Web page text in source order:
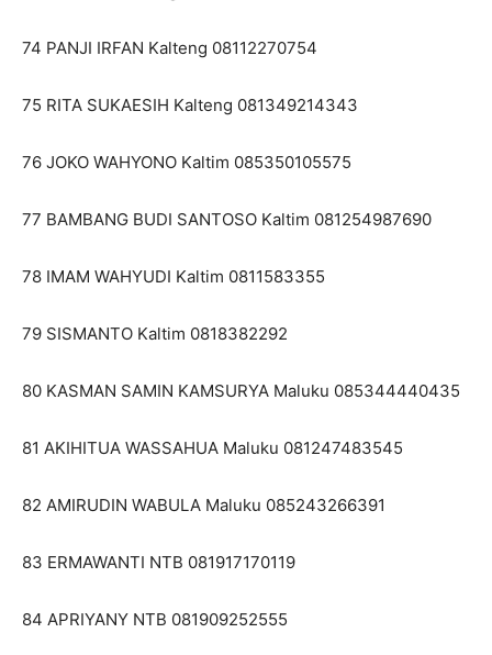
74 PANJI IRFAN Kalteng 08112270754
75 RITA SUKAESIH Kalteng 081349214343
76 JOKO WAHYONO Kaltim 085350105575
77 BAMBANG BUDI SANTOSO Kaltim 081254987690
78 IMAM WAHYUDI Kaltim 0811583355
79 SISMANTO Kaltim 0818382292
80 KASMAN SAMIN KAMSURYA Maluku 085344440435
81 AKIHITUA WASSAHUA Maluku 081247483545
82 AMIRUDIN WABULA Maluku 085243266391
83 ERMAWANTI NTB 081917170119
84 APRIYANY NTB 081909252555